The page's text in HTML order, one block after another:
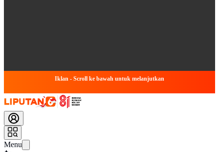
Iklan - Scroll ke bawah untuk melanjutkan
Menu